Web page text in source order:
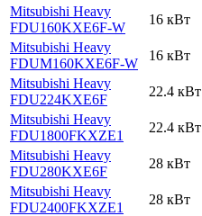
Mitsubishi Heavy
FDU160KXE6F-W
16 кВт
Mitsubishi Heavy
FDUM160KXE6F-W
16 кВт
Mitsubishi Heavy
FDU224KXE6F
22.4 кВт
Mitsubishi Heavy
FDU1800FKXZE1
22.4 кВт
Mitsubishi Heavy
FDU280KXE6F
28 кВт
Mitsubishi Heavy
FDU2400FKXZE1
28 кВт